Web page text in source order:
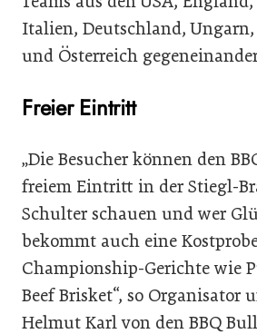
Italien, Deutschland, Ungarn,
und Österreich
Freier Eintritt
„Die Besucher können den
freiem Eintritt in der Stiegl-
Schulter schauen und wer
bekommt auch eine
Championship-Gerichte wie
Beef Brisket“, so Organisator
Helmut Karl von den BBQ